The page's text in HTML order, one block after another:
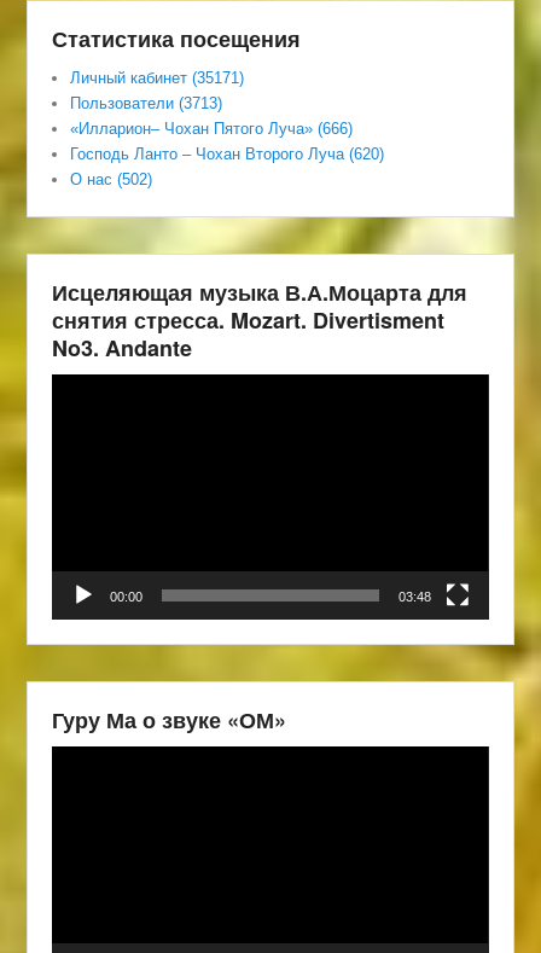
Статистика посещения
Личный кабинет (35171)
Пользователи (3713)
«Илларион– Чохан Пятого Луча» (666)
Господь Ланто – Чохан Второго Луча (620)
О нас (502)
Исцеляющая музыка В.А.Моцарта для
снятия стресса. Mozart. Divertisment
No3. Andante
00:00 03:48
Гуру Ма о звуке «ОМ»